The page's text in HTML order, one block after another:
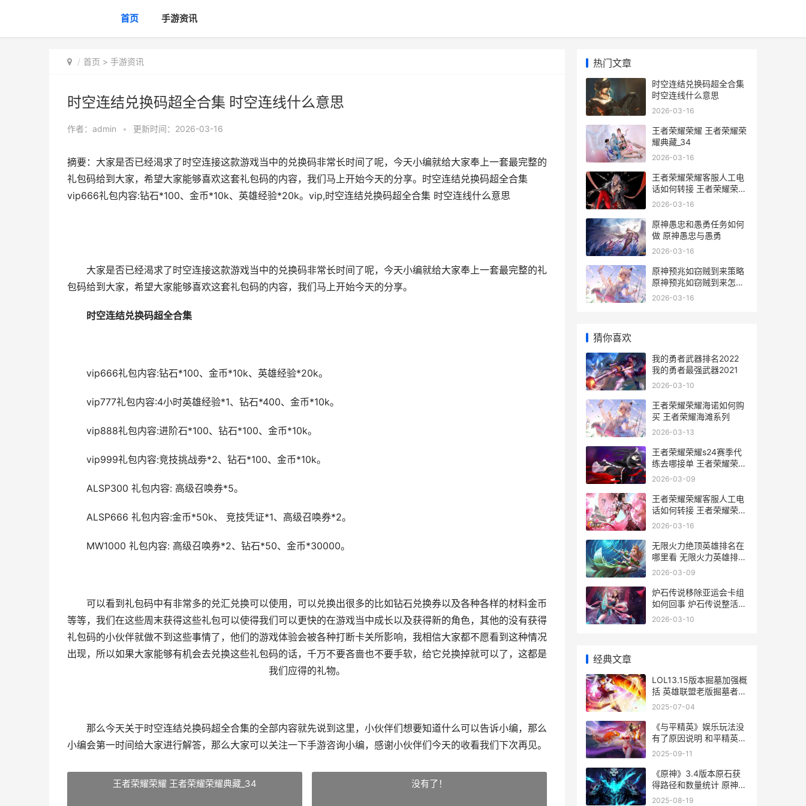
首页 手游资讯
首页 > 手游资讯
时空连结兑换码超全合集 时空连线什么意思
作者： admin • 更新时间：2026-03-16
摘要：大家是否已经渴求了时空连接这款游戏当中的兑换码非常长时间了呢，今天小编就给大家奉上一套最完整的
礼包码给到大家，希望大家能够喜欢这套礼包码的内容，我们马上开始今天的分享。时空连结兑换码超全合集
vip666礼包内容:钻石*100、金币*10k、英雄经验*20k。vip,时空连结兑换码超全合集 时空连线什么意思
大家是否已经渴求了时空连接这款游戏当中的兑换码非常长时间了呢，今天小编就给大家奉上一套最完整的礼
包码给到大家，希望大家能够喜欢这套礼包码的内容，我们马上开始今天的分享。
时空连结兑换码超全合集
vip666礼包内容:钻石*100、金币*10k、英雄经验*20k。
vip777礼包内容:4小时英雄经验*1、钻石*400、金币*10k。
vip888礼包内容:进阶石*100、钻石*100、金币*10k。
vip999礼包内容:竞技挑战劵*2、钻石*100、金币*10k。
ALSP300 礼包内容: 高级召唤券*5。
ALSP666 礼包内容:金币*50k、 竞技凭证*1、高级召唤券*2。
MW1000 礼包内容: 高级召唤券*2、钻石*50、金币*30000。
可以看到礼包码中有非常多的兑汇兑换可以使用 ， 可以兑换出很多的比如钻石兑换券以及各种各样的材料金币
等等，我们在这些周末获得这些礼包可以使得我们可以更快的在游戏当中成长以及获得新的角色，其他的没有获得
礼包码的小伙伴就做不到这些事情了，他们的游戏体验会被各种打断卡关所影响，我相信大家都不愿看到这种情况
出现，所以如果大家能够有机会去兑换这些礼包码的话，千万不要吝啬也不要手软，给它兑换掉就可以了，这都是
我们应得的礼物。
那么今天关于时空连结兑换码超全合集的全部内容就先说到这里，小伙伴们想要知道什么可以告诉小编，那么
小编会第一时间给大家进行解答，那么大家可以关注一下手游咨询小编，感谢小伙伴们今天的收看我们下次再见。
王者荣耀荣耀 王者荣耀荣耀典藏_34 没有了！
热门文章
时空连结兑换码超全合集
时空连线什么意思
2026-03-16
王者荣耀荣耀 王者荣耀荣
耀典藏_34
2026-03-16
王者荣耀荣耀客服人工电
话如何转接 王者荣耀荣耀
客服
2026-03-16
原神愚忠和愚勇任务如何
做 原神愚忠与愚勇
2026-03-16
原神预兆如窃贼到来策略
原神预兆如窃贼到来怎么
接
2026-03-16
猜你喜欢
我的勇者武器排名2022
我的勇者最强武器2021
2026-03-10
王者荣耀荣耀海诺如何购
买 王者荣耀海滩系列
2026-03-13
王者荣耀荣耀s24赛季代
练去哪接单 王者荣耀荣耀
典藏
2026-03-09
王者荣耀荣耀客服人工电
话如何转接 王者荣耀荣耀
客服
2026-03-16
无限火力绝顶英雄排名在
哪里看 无限火力英雄排名
胜率榜英雄推荐
2026-03-09
炉石传说移除亚运会卡组
如何回事 炉石传说整活删
除
2026-03-10
经典文章
LOL13.15版本掘墓加强概
括 英雄联盟老版掘墓者技
能
2025-07-04
《与平精英》娱乐玩法没
有了原因说明 和平精英娱
乐模式全部介绍
2025-09-11
《原神》3.4版本原石获
得路径和数量统计 原神
3.0版本什么时候更新
2025-08-19